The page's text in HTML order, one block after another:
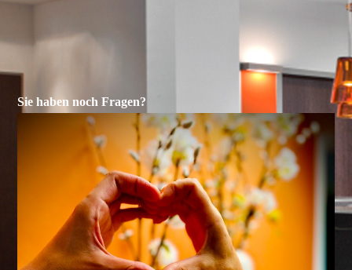
Sie haben noch Fragen?